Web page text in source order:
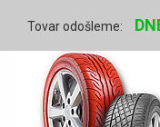
Tovar odošleme: